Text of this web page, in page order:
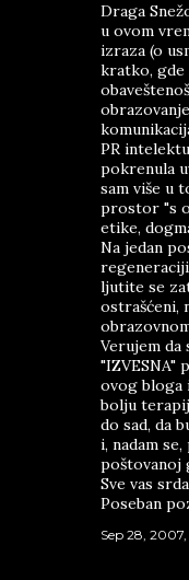
Draga
u ovom
izraza (o
kratko, gde
PR
pokrenula
sam više u
prostor "s
etike,
Na jedan
ljutite se
ostrašćeni,
Verujem
"IZVESNA"
ovog bloga
bolju
do sad, da
i, nadam
poštovanoj
Sve vas
Poseban
Sep 28,